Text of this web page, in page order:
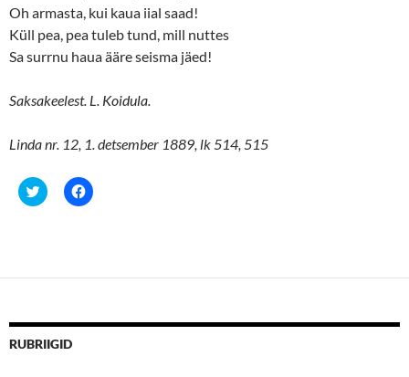
Oh armasta, kui kaua iial saad!
Küll pea, pea tuleb tund, mill nuttes
Sa surrnu haua ääre seisma jäed!
Saksakeelest. L. Koidula.
Linda nr. 12, 1. detsember 1889, lk 514, 515
C
l
h
e
o
n
C
l
h
e
o
RUBRIIGID